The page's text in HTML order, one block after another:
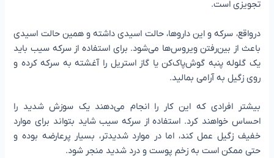
تجویزی است.
درواقع، سرکه و این داروها، حالت اسیدی داشته و همین حالت اسیدی
باعث از بین‌رفتن ویروس‌ها می‌شود. برای استفاده از سرکه سیب باید
یک گلوله پنبه گوش‌پاک‌کن یا گاز استریل را آغشته به سرکه کرده و
روی زگیل به آرامی بمالید.
بیشتر افرادی که این کار را انجام می‌دهند یک سوزش شدید را
احساس خواهند کرد. استفاده از سرکه سیب شاید بتواند برای موارد
خفیف زگیل عمل کند، اما در موارد شدیدتر، بسیار پرعارضه بوده و
حتی ممکن است به زخم پوست و درد شدید منجر شود.